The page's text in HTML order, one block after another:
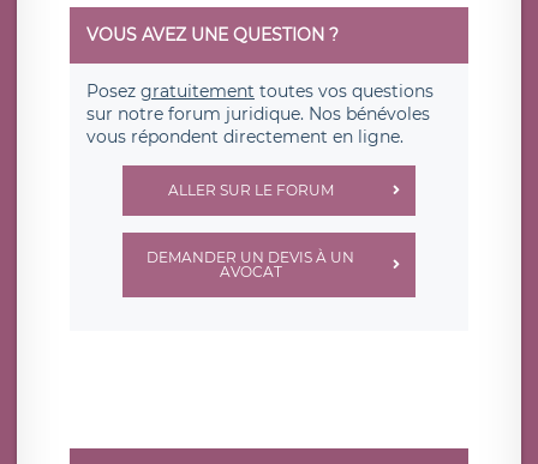
VOUS AVEZ UNE QUESTION ?
Posez gratuitement toutes vos questions
sur notre forum juridique. Nos bénévoles
vous répondent directement en ligne.
ALLER SUR LE FORUM
DEMANDER UN DEVIS À UN
AVOCAT